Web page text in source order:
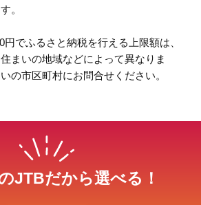
。
でふるさと納税を行える上限額は、
まいの地域などによって異なりま
の市区町村にお問合せください。
JTBだから選べる！